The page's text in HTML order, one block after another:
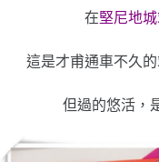
在堅尼地
這是才甫通車不久
但過的悠活，